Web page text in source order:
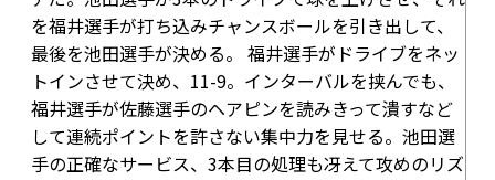
を福井選手が打ち込みチャンスボールを引き出して、
最後を池田選手が決める。 福井選手がドライブをネッ
トインさせて決め、 11-9。インターバルを挟んでも、
福井選手が佐藤選手のヘアピンを読みきって潰すなど
して連続ポイントを許さない集中力を見せる。池田選
手の正確なサービス、3本目の処理も冴えて攻めのリズ